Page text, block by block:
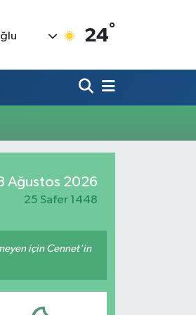
24°
Ağustos 2026
25 Safer 1448
için Cennet'in